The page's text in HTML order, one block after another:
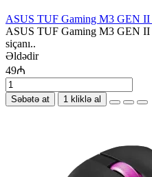
ASUS TUF Gaming M3 GEN
ASUS TUF Gaming M3 GEN II
siçanı..
Əldədir
49₼
Səbətə at 1 kliklə al